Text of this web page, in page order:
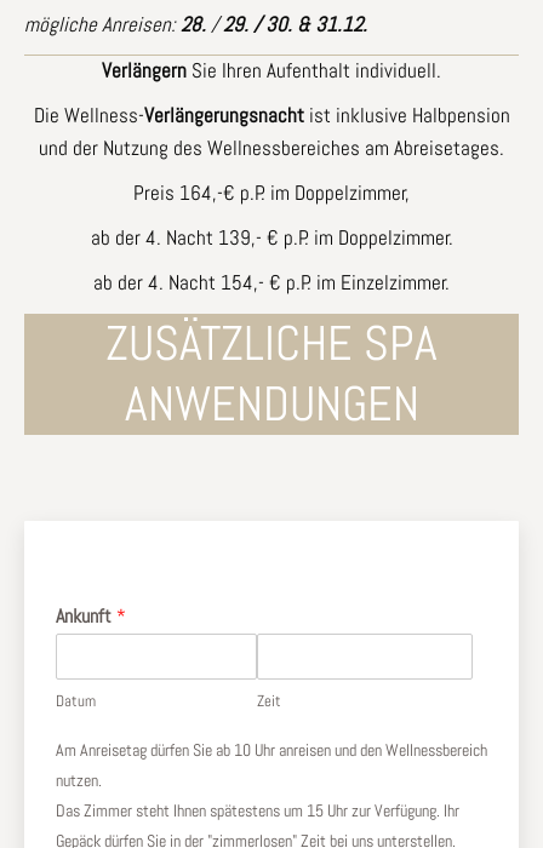
mögliche Anreisen:28. /29. / 30. & 31.12.
Verlängern Sie Ihren Aufenthalt individuell.
Die Wellness-Verlängerungsnachtist inklusive Halbpension
und der Nutzung des Wellnessbereiches am Abreisetages.
Preis 164,-€ p.P. im Doppelzimmer,
ab der 4. Nacht 139,- € p.P. im Doppelzimmer.
ab der 4. Nacht 154,- € p.P. im Einzelzimmer.
ZUSÄTZLICHE SPA
ANWENDUNGEN
Ankunft *
Datum Zeit
Am Anreisetag dürfen Sie ab 10 Uhr anreisen und den Wellnessbereich
nutzen.
Das Zimmer steht Ihnen spätestens um 15 Uhr zur Verfügung. Ihr
Gepäck dürfen Sie in der "zimmerlosen" Zeit bei uns unterstellen.